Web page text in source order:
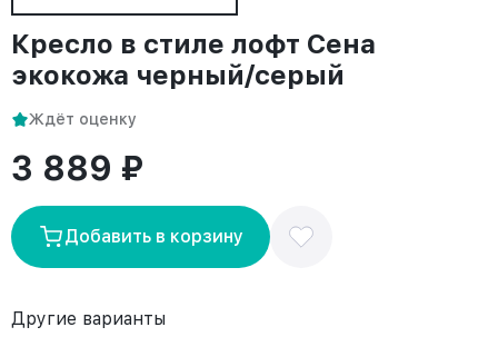
Кресло в стиле лофт Сена
экокожа черный/серый
Ждёт оценку
3 889 ₽
Добавить в корзину
Другие варианты